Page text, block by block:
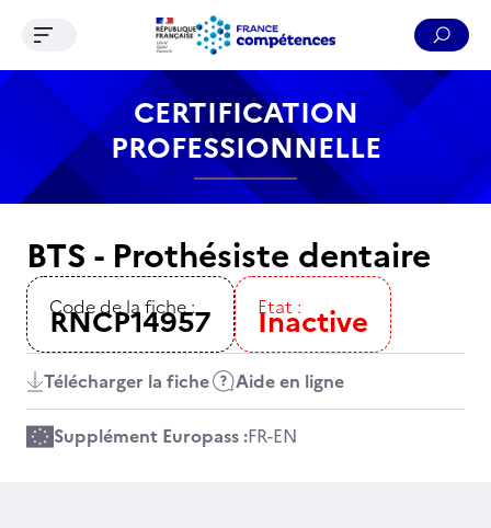
Contenu Recherche Menu Pied de page
Ouvrir le menu de navigation
CERTIFICATION
PROFESSIONNELLE
BTS - Prothésiste dentaire
Code de la fiche :
RNCP14957 Etat :
Inactive
Télécharger la fiche Aide en ligne
Supplément Europass :FR-EN